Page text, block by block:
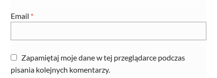
Email *
Zapamiętaj moje dane w tej przeglądarce podczas
pisania kolejnych komentarzy.